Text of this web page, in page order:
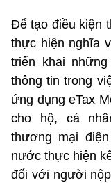
Để tạo điều kiện
thực hiện nghĩa
triển khai
thông tin trong
ứng dụng eTax
cho hộ, cá
thương mại
nước thực hiện
đối với người